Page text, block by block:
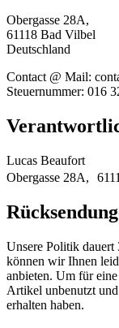
Obergasse 28A,
61118 Bad Vilbel
Deutschland
Contact @ Mail:
Steuernummer: 016
Lucas Beaufort
Obergasse 28A,
Unsere Politik dauert
können wir Ihnen
anbieten. Um für
Artikel unbenutzt
erhalten haben.